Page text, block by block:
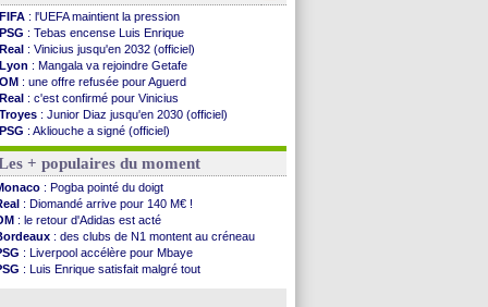
FIFA : l'UEFA maintient la pression
PSG : Tebas encense Luis Enrique
Real : Vinicius jusqu'en 2032 (officiel)
Lyon : Mangala va rejoindre Getafe
OM : une offre refusée pour Aguerd
Real : c'est confirmé pour Vinicius
Troyes : Junior Diaz jusqu'en 2030 (officiel)
PSG : Akliouche a signé (officiel)
OM: une offre pour Bulka
PSG : contrat signé pour Akliouche
Ouganda: Owori battu à mort à Kampala
Arsenal : Arteta veut créer une dynastie
Chelsea: Palace a fait son offre pour Disasi
FIFA: le gouvernement espagnol s'en mêle
PSG: l'étonnante rumeur Gusto
Bologne: Dallinga est sur le marché
OM : accord trouvé avec Man City pour Rulli
+ populaires du moment
: Pogba pointé du doigt
: Diomandé arrive pour 140 M€ !
: le retour d'Adidas est acté
: des clubs de N1 montent au créneau
: Liverpool accélère pour Mbaye
: Luis Enrique satisfait malgré tout